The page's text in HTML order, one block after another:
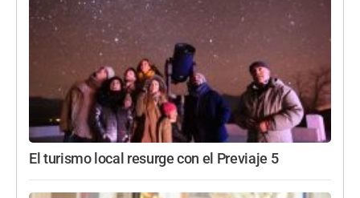
El turismo local resurge con el Previaje 5